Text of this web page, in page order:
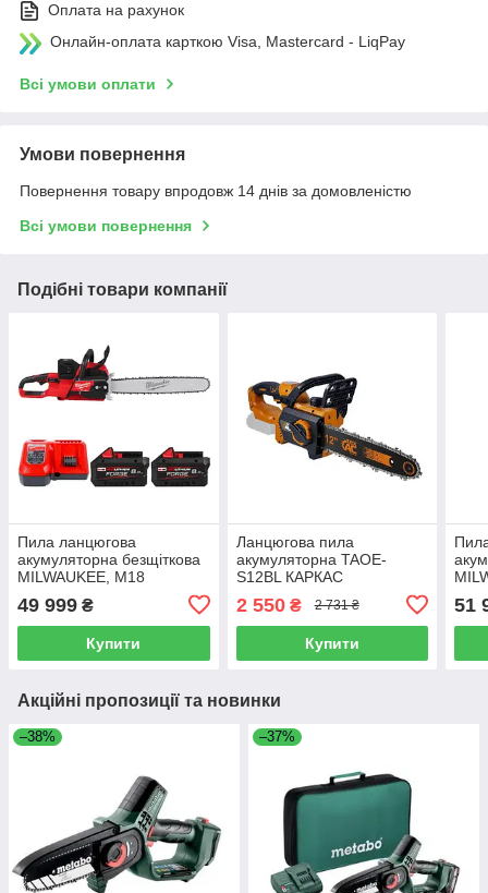
Оплата на рахунок
Онлайн-оплата карткою Visa, Mastercard - LiqPay
Всі умови оплати
Умови повернення
Повернення товару впродовж 14 днів за домовленістю
Всі умови повернення
Подібні товари компанії
Пила ланцюгова
акумуляторна безщіткова
MILWAUKEE, M18
шина 50см (каркас)
(зарядний пристрій M12-
18 FC, 2 ак
49 999 ₴
Купити
Ланцюгова пила
акумуляторна TAOE-
S12BL КАРКАС
2 550₴ 2 731 ₴
Купити
18
51
Акційні пропозиції та новинки
–38% –37%